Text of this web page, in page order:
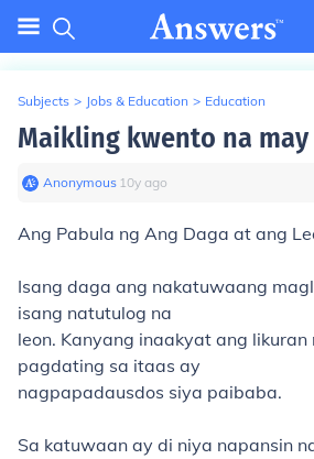
Subjects > Jobs & Education > Education
Maikling kwento na
Anonymous∙ 10y ago
Ang Pabula ng Ang Daga at ang
Isang daga ang nakatuwaang
isang natutulog na
leon. Kanyang inaakyat ang likuran
pagdating sa itaas ay
nagpapadausdos siya paibaba.
Sa katuwaan ay di niya napansin